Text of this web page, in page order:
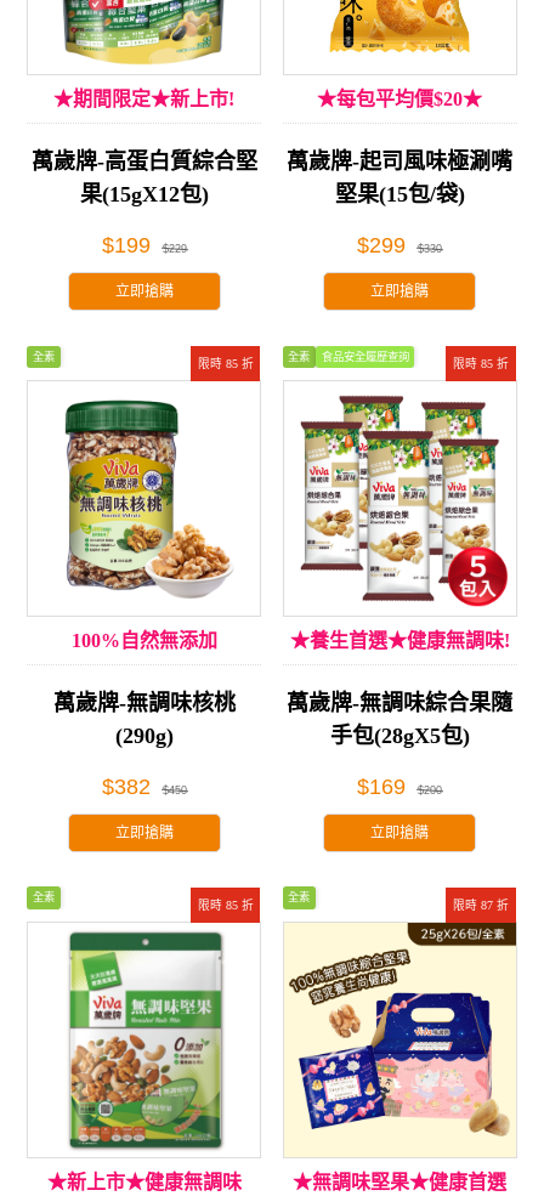
★期間限定★新上市!
萬歲牌-高蛋白質綜合堅
果(15gX12包)
$199 $229
立即搶購
★每包平均價$20★
萬歲牌-起司風味極涮嘴
堅果(15包/袋)
$299 $330
立即搶購
限時 85 折
全素
100%自然無添加
萬歲牌-無調味核桃
(290g)
$382 $450
立即搶購
限時 85 折
全素 食品安全履歷查詢
★養生首選★健康無調味!
萬歲牌-無調味綜合果隨
手包(28gX5包)
$169 $200
立即搶購
限時 85 折
全素
★新上市★健康無調味
限時 87 折
全素
★無調味堅果★健康首選